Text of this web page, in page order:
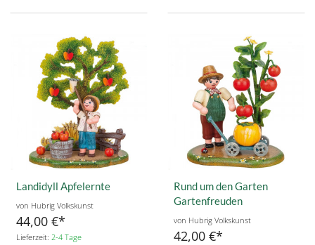
Landidyll Apfelernte
von Hubrig Volkskunst
44,00 €
Lieferzeit: 2-4 Tage
Rund um den Garten
Gartenfreuden
von Hubrig Volkskunst
42,00 €